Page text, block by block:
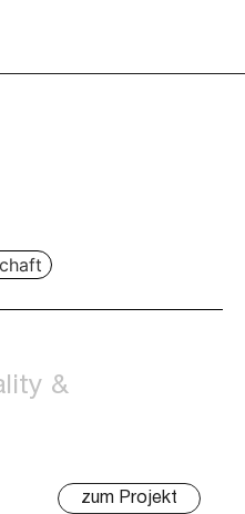
&
zum Projekt